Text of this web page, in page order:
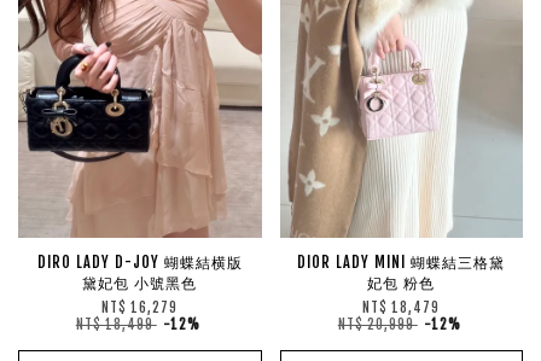
DIRO LADY D-JOY 蝴蝶結横版
黛妃包 小號黑色
NT$ 16,279
NT$ 18,499 -12%
DIOR LADY MINI 蝴蝶結三格黛
妃包 粉色
NT$ 18,479
NT$ 20,999 -12%